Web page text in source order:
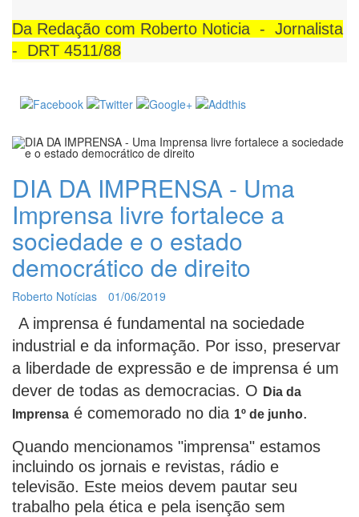
Da Redação com Roberto Noticia - Jornalista
- DRT 4511/88
DIA DA IMPRENSA - Uma
Imprensa livre fortalece a
sociedade e o estado
democrático de direito
Roberto Notícias 01/06/2019
A imprensa é fundamental na sociedade
industrial e da informação. Por isso, preservar
a liberdade de expressão e de imprensa é um
dever de todas as democracias. O Dia da
Imprensa é comemorado no dia 1º de junho.
Quando mencionamos "imprensa" estamos
incluindo os jornais e revistas, rádio e
televisão. Este meios devem pautar seu
trabalho pela ética e pela isenção sem